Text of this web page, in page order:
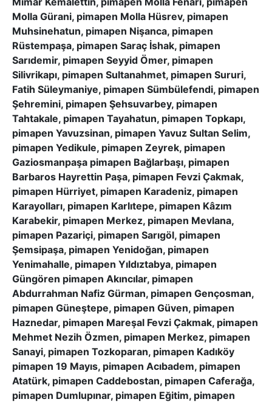
Molla Gürani, pimapen Molla Hüsrev, pimapen
Muhsinehatun, pimapen Nişanca, pimapen
Rüstempaşa, pimapen Saraç İshak, pimapen
Sarıdemir, pimapen Seyyid Ömer, pimapen
Silivrikapı, pimapen Sultanahmet, pimapen Sururi,
Fatih Süleymaniye, pimapen Sümbülefendi, pimapen
Şehremini, pimapen Şehsuvarbey, pimapen
Tahtakale, pimapen Tayahatun, pimapen Topkapı,
pimapen Yavuzsinan, pimapen Yavuz Sultan Selim,
pimapen Yedikule, pimapen Zeyrek, pimapen
Gaziosmanpaşa pimapen Bağlarbaşı, pimapen
Barbaros Hayrettin Paşa, pimapen Fevzi Çakmak,
pimapen Hürriyet, pimapen Karadeniz, pimapen
Karayolları, pimapen Karlıtepe, pimapen Kâzım
Karabekir, pimapen Merkez, pimapen Mevlana,
pimapen Pazariçi, pimapen Sarıgöl, pimapen
Şemsipaşa, pimapen Yenidoğan, pimapen
Yenimahalle, pimapen Yıldıztabya, pimapen
Güngören pimapen Akıncılar, pimapen
Abdurrahman Nafiz Gürman, pimapen Gençosman,
pimapen Güneştepe, pimapen Güven, pimapen
Haznedar, pimapen Mareşal Fevzi Çakmak, pimapen
Mehmet Nezih Özmen, pimapen Merkez, pimapen
Sanayi, pimapen Tozkoparan, pimapen Kadıköy
pimapen 19 Mayıs, pimapen Acıbadem, pimapen
Atatürk, pimapen Caddebostan, pimapen Caferağa,
pimapen Dumlupınar, pimapen Eğitim, pimapen